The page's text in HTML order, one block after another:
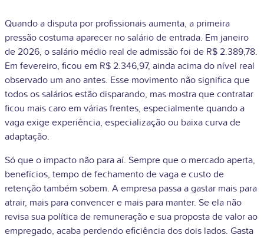
Quando a disputa por profissionais aumenta, a primeira
pressão costuma aparecer no salário de entrada. Em janeiro
de 2026, o salário médio real de admissão foi de R$ 2.389,78.
Em fevereiro, ficou em R$ 2.346,97, ainda acima do nível real
observado um ano antes. Esse movimento não significa que
todos os salários estão disparando, mas mostra que contratar
ficou mais caro em várias frentes, especialmente quando a
vaga exige experiência, especialização ou baixa curva de
adaptação.
Só que o impacto não para aí. Sempre que o mercado aperta,
benefícios, tempo de fechamento de vaga e custo de
retenção também sobem. A empresa passa a gastar mais para
atrair, mais para convencer e mais para manter. Se ela não
revisa sua política de remuneração e sua proposta de valor ao
empregado, acaba perdendo eficiência dos dois lados. Gasta